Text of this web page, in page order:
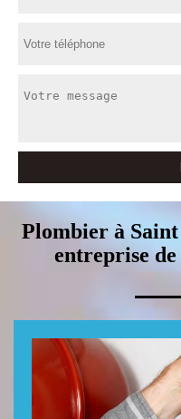
Plombier à Saint
entreprise